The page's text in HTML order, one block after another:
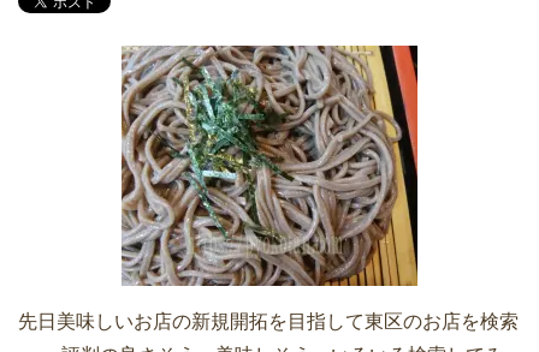
先日美味しいお店の新規開拓を目指して東区のお店を検索